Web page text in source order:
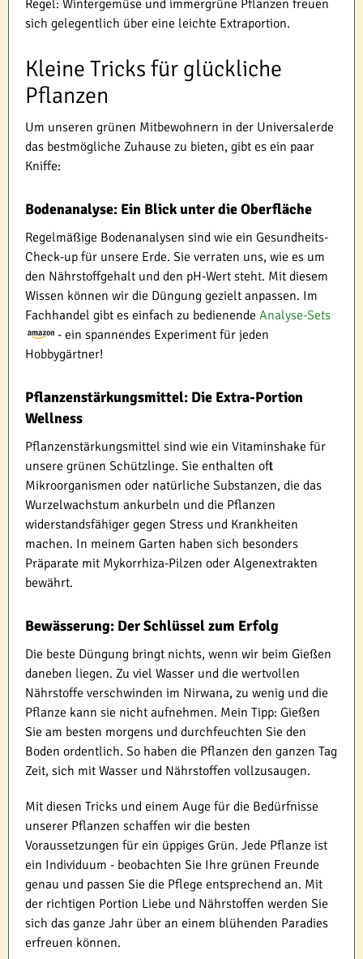
Regel: Wintergemüse und immergrüne Pflanzen freuen
sich gelegentlich über eine leichte Extraportion.
Kleine Tricks für glückliche
Pflanzen
Um unseren grünen Mitbewohnern in der Universalerde
das bestmögliche Zuhause zu bieten, gibt es ein paar
Kniffe:
Bodenanalyse: Ein Blick unter die Oberfläche
Regelmäßige Bodenanalysen sind wie ein Gesundheits-
Check-up für unsere Erde. Sie verraten uns, wie es um
den Nährstoffgehalt und den pH-Wert steht. Mit diesem
Wissen können wir die Düngung gezielt anpassen. Im
Fachhandel gibt es einfach zu bedienende Analyse-Sets
- ein spannendes Experiment für jeden
Hobbygärtner!
Pflanzenstärkungsmittel: Die Extra-Portion
Wellness
Pflanzenstärkungsmittel sind wie ein Vitaminshake für
unsere grünen Schützlinge. Sie enthalten oft
Mikroorganismen oder natürliche Substanzen, die das
Wurzelwachstum ankurbeln und die Pflanzen
widerstandsfähiger gegen Stress und Krankheiten
machen. In meinem Garten haben sich besonders
Präparate mit Mykorrhiza-Pilzen oder Algenextrakten
bewährt.
Bewässerung: Der Schlüssel zum Erfolg
Die beste Düngung bringt nichts, wenn wir beim Gießen
daneben liegen. Zu viel Wasser und die wertvollen
Nährstoffe verschwinden im Nirwana, zu wenig und die
Pflanze kann sie nicht aufnehmen. Mein Tipp: Gießen
Sie am besten morgens und durchfeuchten Sie den
Boden ordentlich. So haben die Pflanzen den ganzen Tag
Zeit, sich mit Wasser und Nährstoffen vollzusaugen.
Mit diesen Tricks und einem Auge für die Bedürfnisse
unserer Pflanzen schaffen wir die besten
Voraussetzungen für ein üppiges Grün. Jede Pflanze ist
ein Individuum - beobachten Sie Ihre grünen Freunde
genau und passen Sie die Pflege entsprechend an. Mit
der richtigen Portion Liebe und Nährstoffen werden Sie
sich das ganze Jahr über an einem blühenden Paradies
erfreuen können.